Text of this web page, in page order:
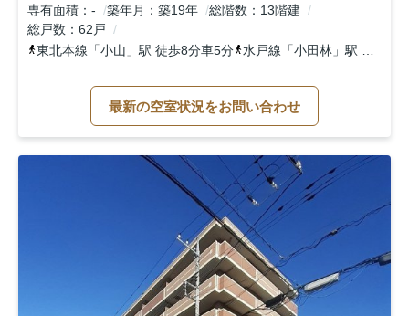
専有面積
- 築年月 築19年 総階数
13階建
総戸数
62戸
東北本線 「小山 」駅 徒歩8分車5分 水戸線 「小田林 」駅 徒歩61分
最新の空室状況をお問い合わせ